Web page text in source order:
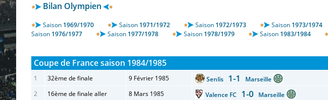
Bilan Olympien
Saison 1969/1970 Saison 1971/1972 Saison 1972/1973 Saison 1973/1974
Saison 1976/1977 Saison 1977/1978 Saison 1978/1979 Saison 1983/1984
Coupe de France saison 1984/1985
1 32ème de finale 9 Février 1985 Senlis 1-1
Marseille
2
16ème de finale aller 8 Mars 1985 Valence FC 1-0 Marseille